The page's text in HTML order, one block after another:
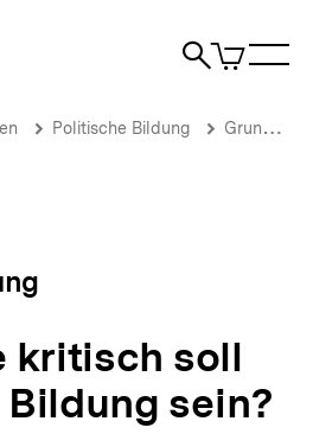
Suche
Artikel
im
Politische Bildung Grundfragen und Kontroversen
kritisch soll
sein?